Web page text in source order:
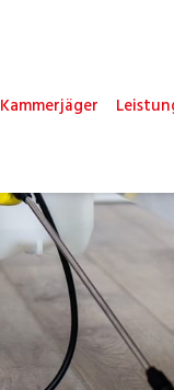
Kammerjäger